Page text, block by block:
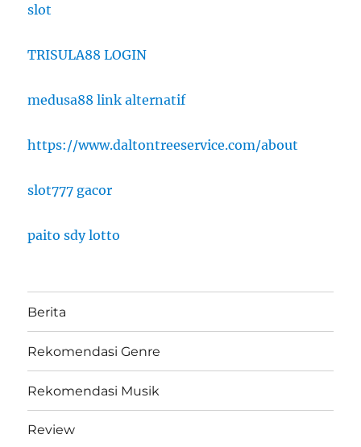
slot
TRISULA88 LOGIN
medusa88 link alternatif
https://www.daltontreeservice.com/about
slot777 gacor
paito sdy lotto
Berita
Rekomendasi Genre
Rekomendasi Musik
Review